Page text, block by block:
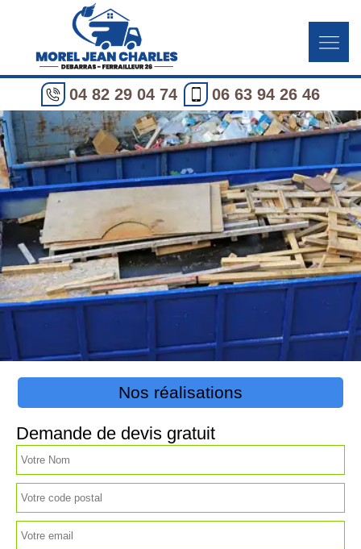
04 82 29 04 74 06 63 94 26 46
Nos réalisations
Demande de devis gratuit